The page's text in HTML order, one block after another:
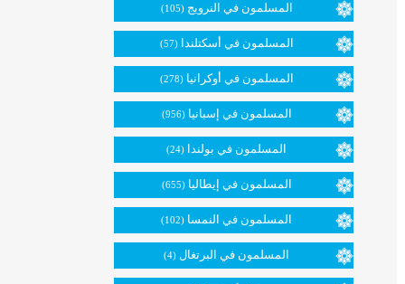
المسلمون في النرويج (105)
المسلمون في أسكتلندا (57)
المسلمون في أوكرانيا (278)
المسلمون في إسبانيا (956)
المسلمون في بولندا (24)
المسلمون في إيطاليا (655)
المسلمون في النمسا (102)
المسلمون في البرتغال (4)